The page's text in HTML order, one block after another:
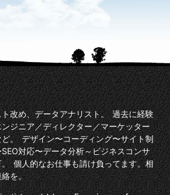
改め、データアナリスト。 過去に経験
ジニア／ディレクター／マーケッター
。 デザイン〜コーディング〜サイト制
対応〜データ分析～ビジネスコンサ
個人的なお仕事も請け負ってます。相
を。